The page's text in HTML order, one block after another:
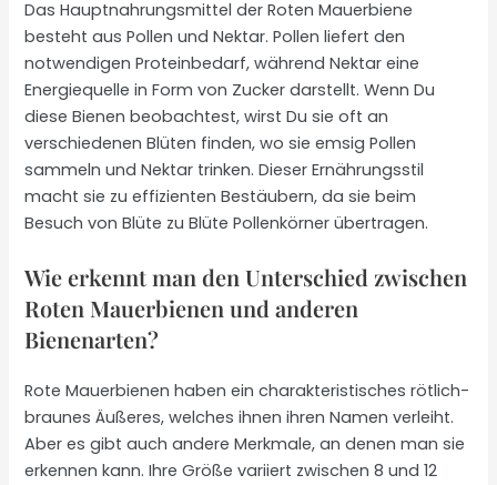
Das Hauptnahrungsmittel der Roten Mauerbiene
besteht aus Pollen und Nektar. Pollen liefert den
notwendigen Proteinbedarf, während Nektar eine
Energiequelle in Form von Zucker darstellt. Wenn Du
diese Bienen beobachtest, wirst Du sie oft an
verschiedenen Blüten finden, wo sie emsig Pollen
sammeln und Nektar trinken. Dieser Ernährungsstil
macht sie zu effizienten Bestäubern, da sie beim
Besuch von Blüte zu Blüte Pollenkörner übertragen.
Wie erkennt man den Unterschied zwischen
Roten Mauerbienen und anderen
Bienenarten?
Rote Mauerbienen haben ein charakteristisches rötlich-
braunes Äußeres, welches ihnen ihren Namen verleiht.
Aber es gibt auch andere Merkmale, an denen man sie
erkennen kann. Ihre Größe variiert zwischen 8 und 12